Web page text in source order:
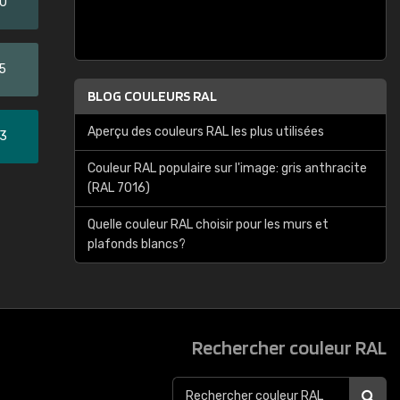
BLOG COULEURS RAL
Aperçu des couleurs RAL les plus utilisées
Couleur RAL populaire sur l'image: gris anthracite
(RAL 7016)
Quelle couleur RAL choisir pour les murs et
plafonds blancs?
Rechercher couleur RAL